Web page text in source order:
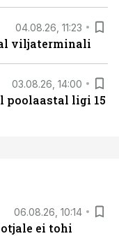
04.08.26, 11:23
viljaterminali
03.08.26, 14:00
poolaastal ligi 15
06.08.26, 10:14
ei tohi